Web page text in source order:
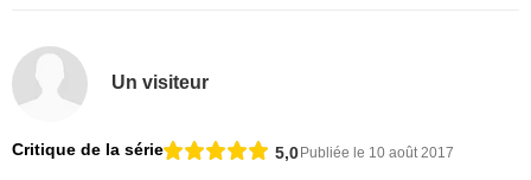
Un visiteur
Critique de la série 5,0Publiée le 10 août 2017